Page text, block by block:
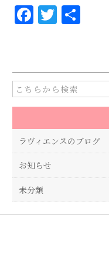
F
a
e
b
o
o
k
T
w
te
r
ラヴィエンスのブログ
お知らせ
未分類